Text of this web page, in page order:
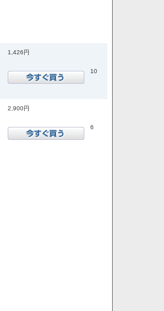
1,426円
10
2,900円
6